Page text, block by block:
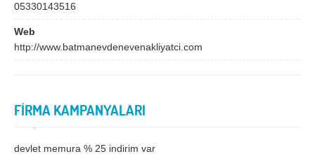
Elazığ Erzincan
Erzurum Eskişehir
Isparta İstanbul
05330143516
Web
http://www.batmanevdenevenakliyatci.com
FİRMA KAMPANYALARI
devlet memura % 25 indirim var